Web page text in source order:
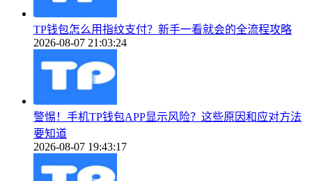
TP钱包怎么用指纹支付？新手一看就会的全流程攻略
2026-08-07 21:03:24
警惕！手机TP钱包APP显示风险？这些原因和应对方法
要知道
2026-08-07 19:43:17